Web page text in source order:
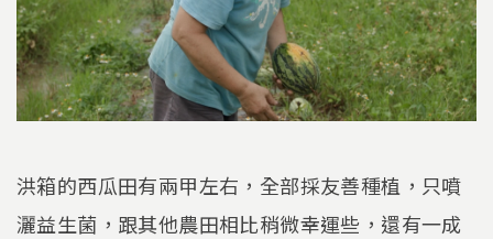
洪箱的西瓜田有兩甲左右，全部採友善種植，只噴
灑益生菌，跟其他農田相比稍微幸運些，還有一成